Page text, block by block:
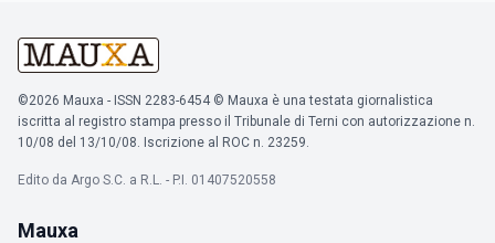
©2026 Mauxa - ISSN 2283-6454 © Mauxa è una testata giornalistica
iscritta al registro stampa presso il Tribunale di Terni con autorizzazione n.
10/08 del 13/10/08. Iscrizione al ROC n. 23259.
Edito da Argo S.C. a R.L. - P.I. 01407520558
Mauxa